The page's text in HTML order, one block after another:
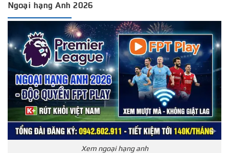
Ngoại hạng Anh 2026
Xem ngoại hạng anh